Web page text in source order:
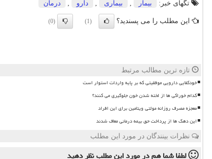
تگهای خبر:
بیمار بیماری دارو درمان
این مطلب را می پسندید؟ (1)
(0)
تازه ترین مطالب مرتبط
خودکفایی دارویی موفقیتی که بر پایه واردات استوار است
کدام خوراکی ها از لخته شدن خون جلوگیری می کنند؟
معجزه مصرف روزانه مولتی ویتامین برای این افراد
این دهک ها از پرداخت حق بیمه درمانی معاف شدند
نظرات بینندگان در مورد این مطلب
لطفا شما همدر مورد این مطلبنظر دهید